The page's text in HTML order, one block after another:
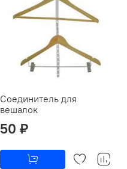
Соединитель для
вешалок
50 ₽